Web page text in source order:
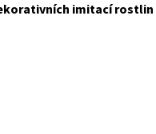
imitací rostlin